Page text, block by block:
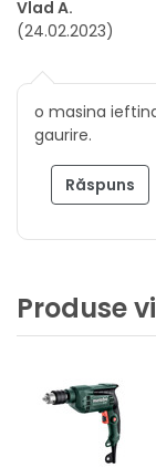
Vlad A.
(24.02.2023)
o masina
gaurire.
Răspuns
Produse